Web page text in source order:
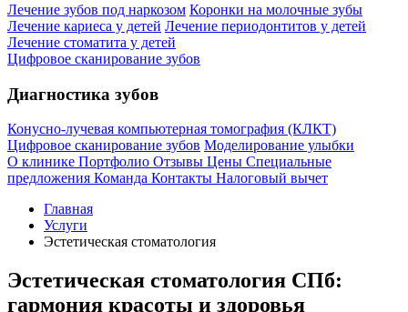
Лечение зубов под наркозом Коронки на молочные зубы
Лечение кариеса у детей Лечение периодонтитов у детей
Лечение стоматита у детей
Цифровое сканирование зубов
Диагностика зубов
Конусно-лучевая компьютерная томография (КЛКТ)
Цифровое сканирование зубов Моделирование улыбки
О клинике Портфолио Отзывы Цены Специальные
предложения Команда Контакты Налоговый вычет
Главная
Услуги
Эстетическая стоматология
Эстетическая стоматология СПб:
гармония красоты и здоровья